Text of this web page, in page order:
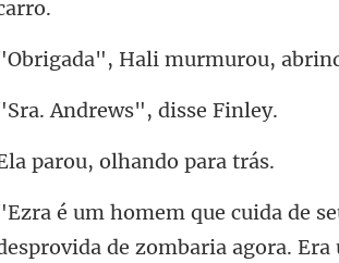
li murmurou, a
rews", di
, olhando
de zomba